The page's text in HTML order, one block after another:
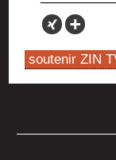
soutenir ZIN